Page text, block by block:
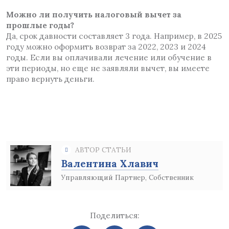
Можно ли получить налоговый вычет за
прошлые годы?
Да, срок давности составляет 3 года. Например, в 2025
году можно оформить возврат за 2022, 2023 и 2024
годы. Если вы оплачивали лечение или обучение в
эти периоды, но еще не заявляли вычет, вы имеете
право вернуть деньги.
АВТОР СТАТЬИ
Валентина Хлавич
Управляющий Партнер, Собственник
Поделиться: